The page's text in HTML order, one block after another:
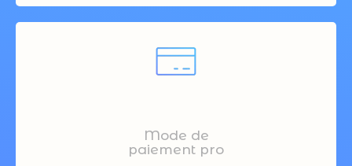
Mode de
paiement pro